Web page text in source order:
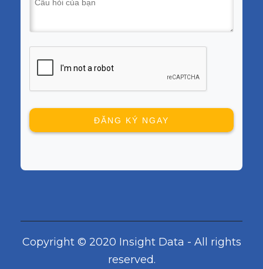
Copyright © 2020 Insight Data - All rights
reserved.